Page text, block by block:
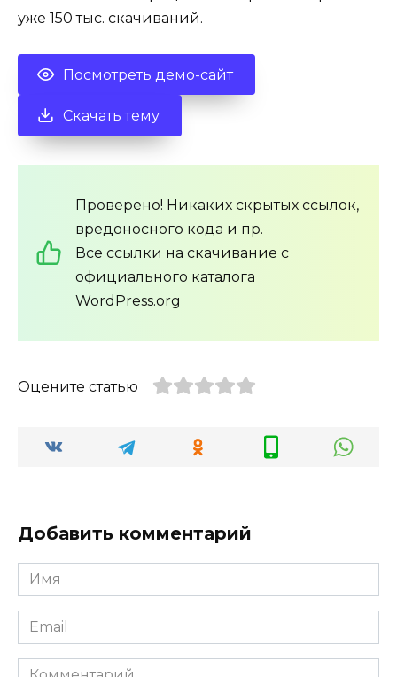
уже 150 тыс. скачиваний.
Посмотреть демо-сайт
Скачать тему
Проверено! Никаких скрытых ссылок,
вредоносного кода и пр.
Все ссылки на скачивание с
официального каталога
WordPress.org
Оцените статью
Добавить комментарий
Имя
*
Email
*
Комментарий